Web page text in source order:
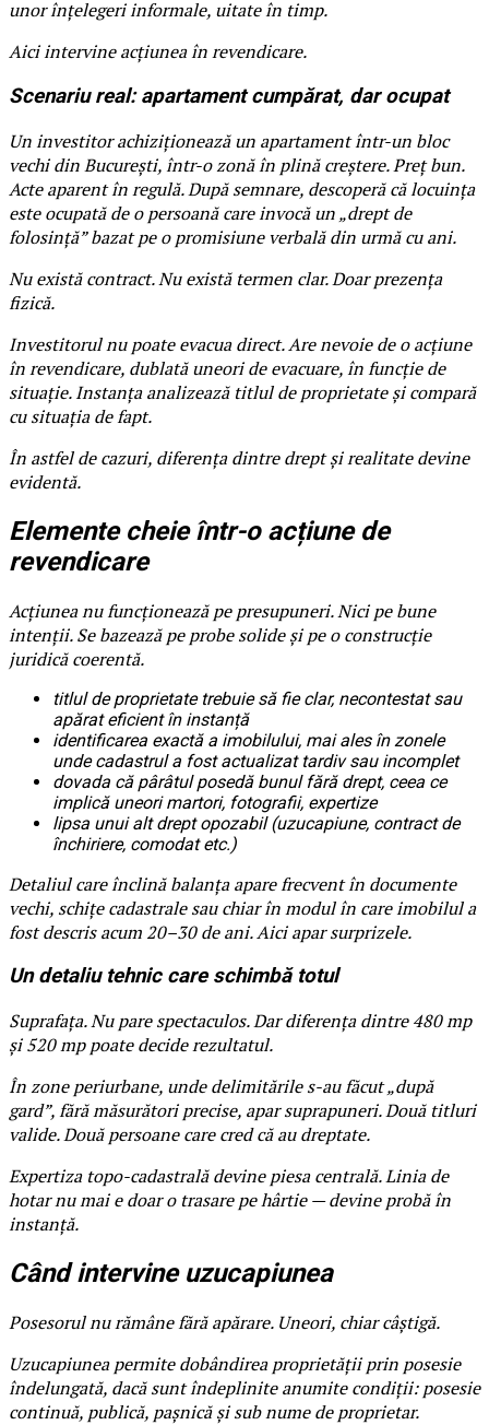
unor înțelegeri informale, uitate în timp.
Aici intervine acțiunea în revendicare.
Scenariu real: apartament cumpărat, dar ocupat
Un investitor achiziționează un apartament într-un bloc
vechi din București, într-o zonă în plină creștere. Preț bun.
Acte aparent în regulă. După semnare, descoperă că locuința
este ocupată de o persoană care invocă un „drept de
folosință” bazat pe o promisiune verbală din urmă cu ani.
Nu există contract. Nu există termen clar. Doar prezența
fizică.
Investitorul nu poate evacua direct. Are nevoie de o acțiune
în revendicare, dublată uneori de evacuare, în funcție de
situație. Instanța analizează titlul de proprietate și compară
cu situația de fapt.
În astfel de cazuri, diferența dintre drept și realitate devine
evidentă.
Elemente cheie într-o acțiune de
revendicare
Acțiunea nu funcționează pe presupuneri. Nici pe bune
intenții. Se bazează pe probe solide și pe o construcție
juridică coerentă.
titlul de proprietate trebuie să fie clar, necontestat sau
apărat eficient în instanță
identificarea exactă a imobilului, mai ales în zonele
unde cadastrul a fost actualizat tardiv sau incomplet
dovada că pârâtul posedă bunul fără drept, ceea ce
implică uneori martori, fotografii, expertize
lipsa unui alt drept opozabil (uzucapiune, contract de
închiriere, comodat etc.)
Detaliul care înclină balanța apare frecvent în documente
vechi, schițe cadastrale sau chiar în modul în care imobilul a
fost descris acum 20–30 de ani. Aici apar surprizele.
Un detaliu tehnic care schimbă totul
Suprafața. Nu pare spectaculos. Dar diferența dintre 480 mp
și 520 mp poate decide rezultatul.
În zone periurbane, unde delimitările s-au făcut „după
gard”, fără măsurători precise, apar suprapuneri. Două titluri
valide. Două persoane care cred că au dreptate.
Expertiza topo-cadastrală devine piesa centrală. Linia de
hotar nu mai e doar o trasare pe hârtie — devine probă în
instanță.
Când intervine uzucapiunea
Posesorul nu rămâne fără apărare. Uneori, chiar câștigă.
Uzucapiunea permite dobândirea proprietății prin posesie
îndelungată, dacă sunt îndeplinite anumite condiții: posesie
continuă, publică, pașnică și sub nume de proprietar.